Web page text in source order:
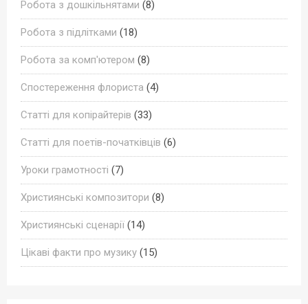
Робота з дошкільнятами (8)
Робота з підлітками (18)
Робота за комп'ютером (8)
Спостереження флориста (4)
Статті для копірайтерів (33)
Статті для поетів-початківців (6)
Уроки грамотності (7)
Християнські композитори (8)
Християнські сценарії (14)
Цікаві факти про музику (15)